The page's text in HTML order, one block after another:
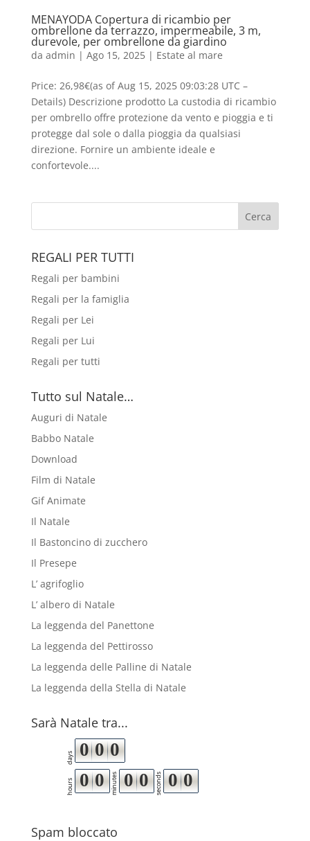
MENAYODA Copertura di ricambio per
ombrellone da terrazzo, impermeabile, 3 m,
durevole, per ombrellone da giardino
da admin | Ago 15, 2025| Estate al mare
Price: 26,98€(as of Aug 15, 2025 09:03:28 UTC –
Details) Descrizione prodotto La custodia di ricambio
per ombrello offre protezione da vento e pioggia e ti
protegge dal sole o dalla pioggia da qualsiasi
direzione. Fornire un ambiente ideale e
confortevole....
REGALI PER TUTTI
Regali per bambini
Regali per la famiglia
Regali per Lei
Regali per Lui
Regali per tutti
Tutto sul Natale…
Auguri di Natale
Babbo Natale
Download
Film di Natale
Gif Animate
Il Natale
Il Bastoncino di zucchero
Il Presepe
L’ agrifoglio
L’ albero di Natale
La leggenda del Panettone
La leggenda del Pettirosso
La leggenda delle Palline di Natale
La leggenda della Stella di Natale
Sarà Natale tra...
days 0 0 0
hours 0 0 minutes 0 0 seconds 0 0
Spam bloccato